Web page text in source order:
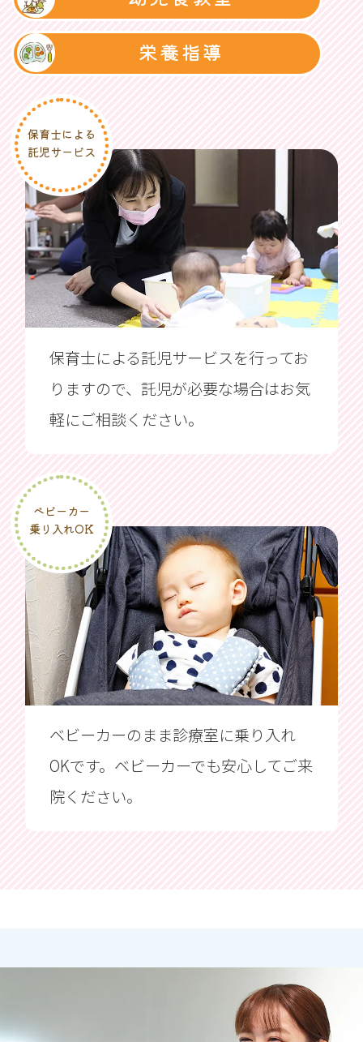
栄養指導
保育士による
託児サービス
保育士による託児サービスを行ってお
りますので、託児が必要な場合はお気
軽にご相談ください。
ベビーカー
乗り入れOK
ベビーカーのまま診療室に乗り入れ
OKです。ベビーカーでも安心してご来
院ください。